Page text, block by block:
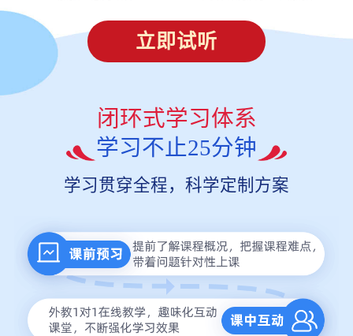
立即试听
闭环式学习体系
学习不止25分钟
学习贯穿全程，科学定制方案